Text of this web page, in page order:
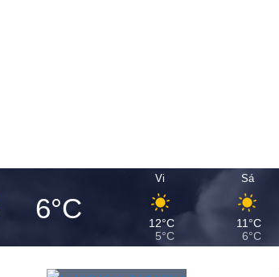
6°C
Vi
12°C
5°C
Sá
11°C
6°C